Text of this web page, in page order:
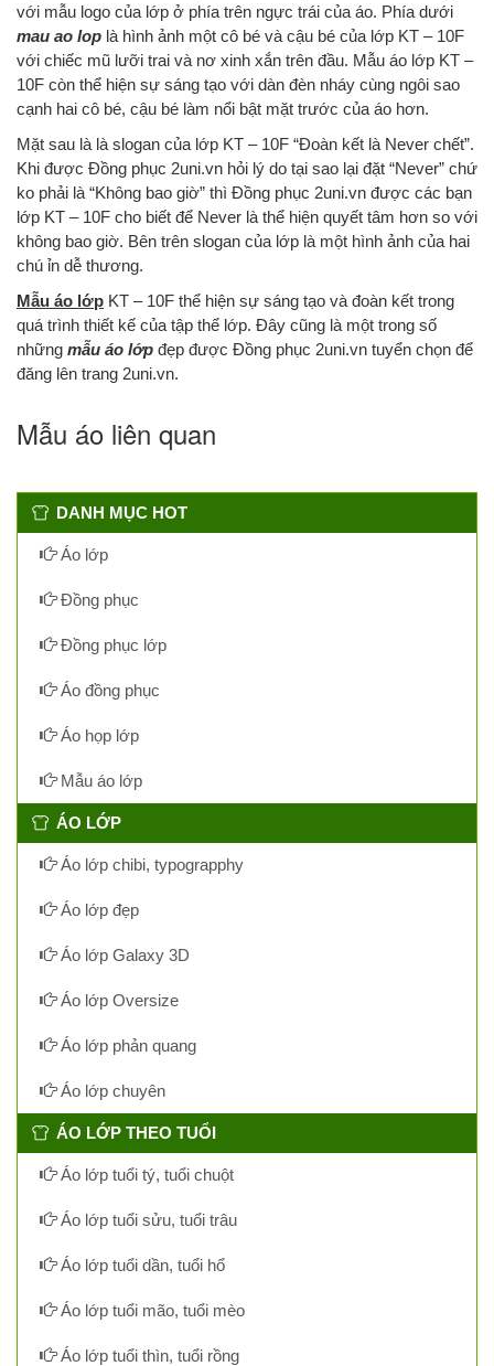
với mẫu logo của lớp ở phía trên ngực trái của áo. Phía dưới
mau ao lop là hình ảnh một cô bé và cậu bé của lớp KT – 10F
với chiếc mũ lưỡi trai và nơ xinh xắn trên đầu. Mẫu áo lớp KT –
10F còn thể hiện sự sáng tạo với dàn đèn nháy cùng ngôi sao
cạnh hai cô bé, cậu bé làm nổi bật mặt trước của áo hơn.
Mặt sau là là slogan của lớp KT – 10F “Đoàn kết là Never chết”.
Khi được Đồng phục 2uni.vn hỏi lý do tại sao lại đặt “Never” chứ
ko phải là “Không bao giờ” thì Đồng phục 2uni.vn được các bạn
lớp KT – 10F cho biết để Never là thể hiện quyết tâm hơn so với
không bao giờ. Bên trên slogan của lớp là một hình ảnh của hai
chú ỉn dễ thương.
Mẫu áo lớp KT – 10F thể hiện sự sáng tạo và đoàn kết trong
quá trình thiết kế của tập thể lớp. Đây cũng là một trong số
những mẫu áo lớp đẹp được Đồng phục 2uni.vn tuyển chọn để
đăng lên trang 2uni.vn.
Mẫu áo liên quan
DANH MỤC HOT
Áo lớp
Đồng phục
Đồng phục lớp
Áo đồng phục
Áo họp lớp
Mẫu áo lớp
ÁO LỚP
Áo lớp chibi, typograpphy
Áo lớp đẹp
Áo lớp Galaxy 3D
Áo lớp Oversize
Áo lớp phản quang
Áo lớp chuyên
ÁO LỚP THEO TUỔI
Áo lớp tuổi tý, tuổi chuột
Áo lớp tuổi sửu, tuổi trâu
Áo lớp tuổi dần, tuổi hổ
Áo lớp tuổi mão, tuổi mèo
Áo lớp tuổi thìn, tuổi rồng